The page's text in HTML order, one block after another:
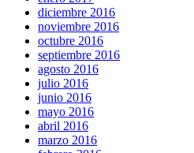
diciembre 2016
noviembre 2016
octubre 2016
septiembre 2016
agosto 2016
julio 2016
junio 2016
mayo 2016
abril 2016
marzo 2016